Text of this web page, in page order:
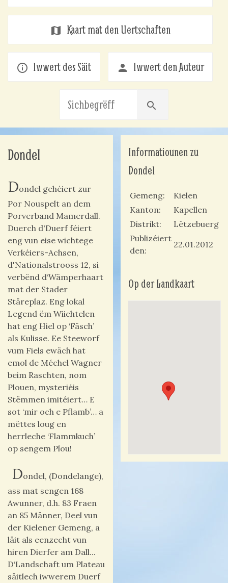
map Kaart mat den Uertschaften
info_outline Iwwert des Säit person Iwwert den Auteur
search
Dondel
Dondel gehéiert zur
Por Nouspelt an dem
Porverband Mamerdall.
Duerch d'Duerf féiert
eng vun eise wichtege
Verkéiers-Achsen,
d'Nationalstrooss 12, si
verbënd d‘Wämperhaart
mat der Stader
Stäreplaz. Eng lokal
Legend ëm Wiichtelen
hat eng Hiel op ‘Fäsch’
als Kulisse. Ee Steeworf
vum Fiels ewäch hat
emol de Méchel Wagner
beim Raschten, nom
Plouen, mysteriéis
Stëmmen imitéiert… E
sot ‘mir och e Pflamb’… a
mëttes loug en
herrleche ‘Flammkuch’
op sengem Plou!
Dondel, (Dondelange),
ass mat sengen 168
Awunner, d.h. 83 Fraen
an 85 Männer, Deel vun
der Kielener Gemeng, a
läit als eenzecht vun
hiren Dierfer am Dall...
D‘Landschaft um Plateau
säitlech iwwerem Duerf
Informatiounen zu
Dondel
Gemeng
Kielen
Kanton
Kapellen
Distrikt
Lëtzebuerg
Publizéiert
den
22.01.2012
Op der Landkaart